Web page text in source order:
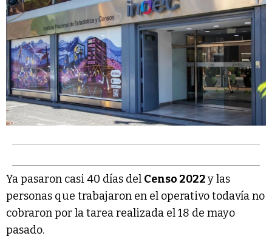
Ya pasaron casi 40 días del Censo 2022y las
personas que trabajaron en el operativo todavía no
cobraron por la tarea realizada el 18 de mayo
pasado.